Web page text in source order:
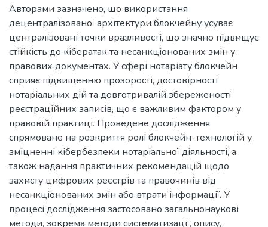
Авторами зазначено, що використання
децентралізованої архітектури блокчейну усуває
централізовані точки вразливості, що значно підвищує
стійкість до кібератак та несанкціонованих змін у
правових документах. У сфері нотаріату блокчейн
сприяє підвищенню прозорості, достовірності
нотаріальних дій та довготривалій збереженості
реєстраційних записів, що є важливим фактором у
правовій практиці. Проведене дослідження
спрямоване на розкриття ролі блокчейн-технологій у
зміцненні кібербезпеки нотаріальної діяльності, а
також надання практичних рекомендацій щодо
захисту цифрових реєстрів та правочинів від
несанкціонованих змін або втрати інформації. У
процесі дослідження застосовано загальнонаукові
методи, зокрема методи систематизації, опису,